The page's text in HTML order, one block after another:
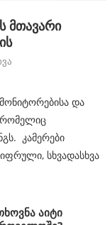
მთავარი
და
რომელიც
კამერები
სხვადასხვა
აიტი